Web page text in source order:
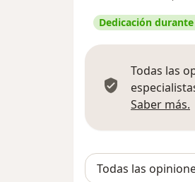
Dedicación
Todas las
Saber más.